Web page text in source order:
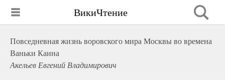
ВикиЧтение
Повседневная жизнь воровского мира Москвы во времена
Ваньки Каина
Акельев Евгений Владимирович